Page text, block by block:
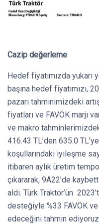
Cazip değerleme
Hedef fiyatımızda yukarı
başına hedef fiyatımızı,
pazarı tahminimizdeki
fiyatları ve FAVÖK marjı
ve makro
416.43 TL’den 635.0
koşullarındaki iyileşme
itibaren aylık üretim
çıkararak, 9A22’de
aldı. Türk Traktör’ün
desteğiyle %33 FAVÖK
edeceğini tahmin